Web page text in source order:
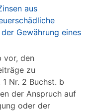
aus
Gewährung eines
vor, den
zu
Nr. 2 Buchst. b
der Anspruch auf
oder der